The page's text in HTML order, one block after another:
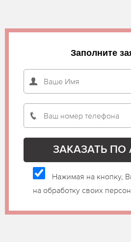
Заполните
Нажимая на кнопку,
на обработку своих